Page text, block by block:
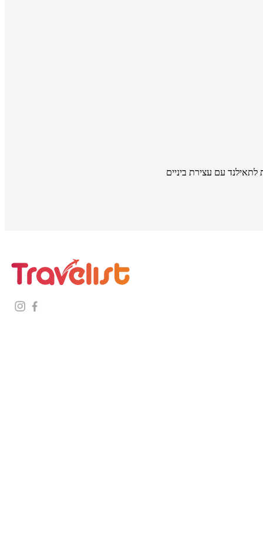
לתאילנד עם עצירת ביניים